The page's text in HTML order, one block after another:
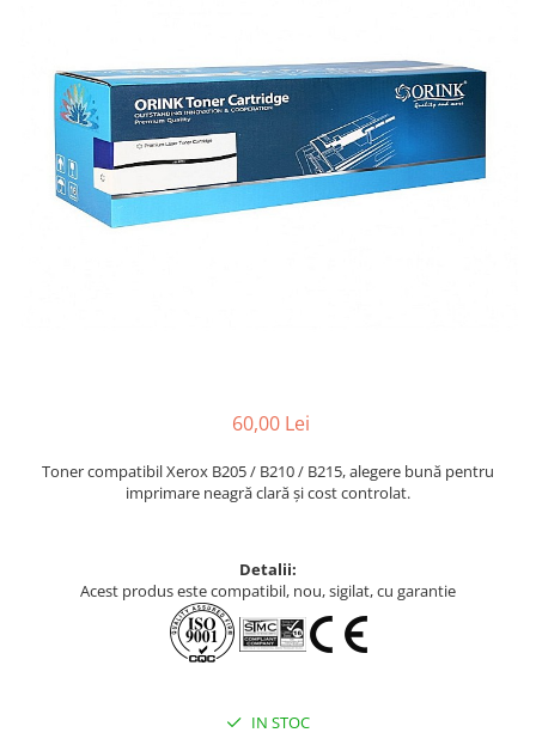
60,00 Lei
Toner compatibil Xerox B205 / B210 / B215, alegere bună pentru
imprimare neagră clară și cost controlat.
Detalii:
Acest produs este compatibil, nou, sigilat, cu garantie
IN STOC